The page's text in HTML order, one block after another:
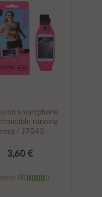
carrito
smartphone
running
rosa / J7043
3,60 €
(8)